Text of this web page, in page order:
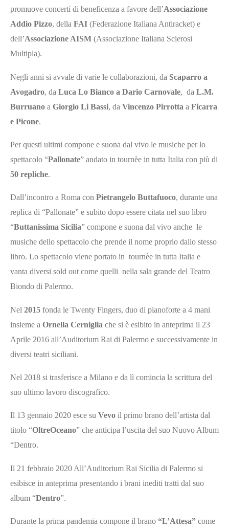
promuove concerti di beneficenza a favore dell’Associazione
Addio Pizzo, della FAI (Federazione Italiana Antiracket) e
dell’Associazione AISM (Associazione Italiana Sclerosi
Multipla).
Negli anni si avvale di varie le collaborazioni, da Scaparro a
Avogadro, da Luca Lo Bianco a Dario Carnovale, da L.M.
Burruano a Giorgio Li Bassi, da Vincenzo Pirrotta a Ficarra
e Picone.
Per questi ultimi compone e suona dal vivo le musiche per lo
spettacolo “Pallonate” andato in tournèe in tutta Italia con più di
50 repliche.
Dall’incontro a Roma con Pietrangelo Buttafuoco, durante una
replica di “Pallonate” e subito dopo essere citata nel suo libro
“Buttanissima Sicilia” compone e suona dal vivo anche le
musiche dello spettacolo che prende il nome proprio dallo stesso
libro. Lo spettacolo viene portato in tournèe in tutta Italia e
vanta diversi sold out come quelli nella sala grande del Teatro
Biondo di Palermo.
Nel 2015 fonda le Twenty Fingers, duo di pianoforte a 4 mani
insieme a Ornella Cerniglia che si è esibito in anteprima il 23
Aprile 2016 all’Auditorium Rai di Palermo e successivamente in
diversi teatri siciliani.
Nel 2018 si trasferisce a Milano e da lì comincia la scrittura del
suo ultimo lavoro discografico.
Il 13 gennaio 2020 esce su Vevo il primo brano dell’artista dal
titolo “OltreOceano” che anticipa l’uscita del suo Nuovo Album
“Dentro.
Il 21 febbraio 2020 All’Auditorium Rai Sicilia di Palermo si
esibisce in anteprima presentando i brani inediti tratti dal suo
album “Dentro”.
Durante la prima pandemia compone il brano “L’Attesa” come